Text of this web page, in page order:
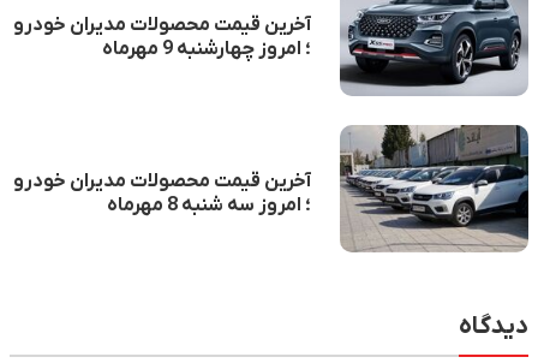
آخرین قیمت محصولات مدیران خودرو
؛ امروز چهارشنبه 9 مهرماه
آخرین قیمت محصولات مدیران خودرو
؛ امروز سه شنبه 8 مهرماه